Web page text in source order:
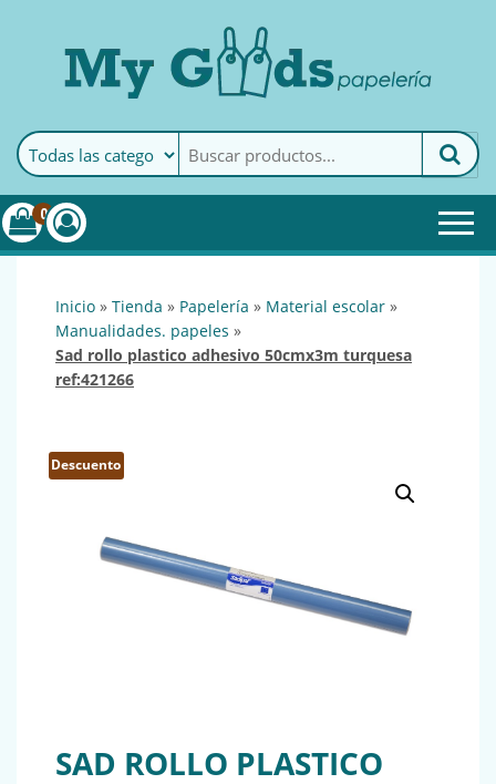
MyGoods · PapeleríaMy Goods es tu papelería
online de confianza. Podrás
encontrar todo lo necesario
0
inicio » tienda » papelería » material escolar »
manualidades. papeles »
sad rollo plastico adhesivo 50cmx3m turquesa
ref:421266
Descuento
SAD ROLLO PLASTICO